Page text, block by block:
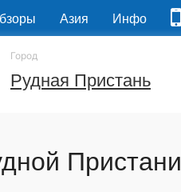
Азия Инфо
Город
Рудная Пристань
Пристани